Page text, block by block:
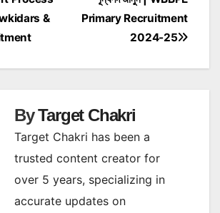
Primary Recruitment
2024-25
&
ByTarget Chakri
Target Chakri has been a
trusted content creator for
over 5 years, specializing in
accurate updates on